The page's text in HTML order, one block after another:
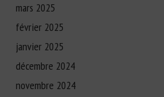
mars 2025
février 2025
janvier 2025
décembre 2024
novembre 2024